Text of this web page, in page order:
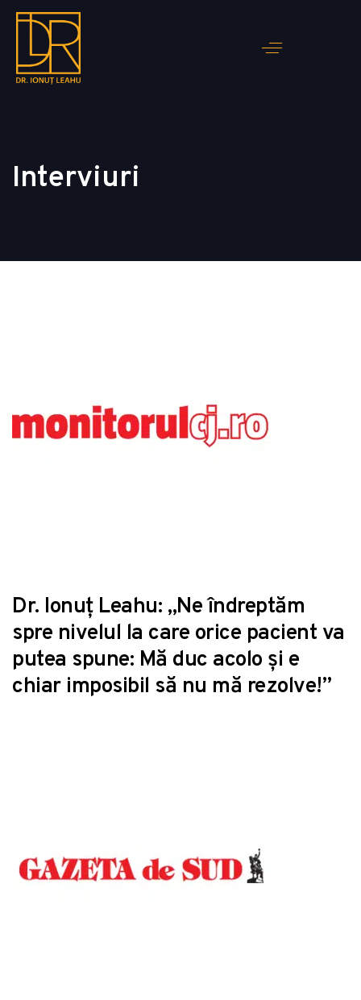
Interviuri
Dr. Ionuț Leahu: „Ne îndreptăm
spre nivelul la care orice pacient va
putea spune: Mă duc acolo și e
chiar imposibil să nu mă rezolve!”